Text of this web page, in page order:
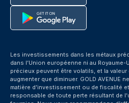
Les investissements dans les métaux
dans l’Union européenne ni au
précieux peuvent être volatils, et la
augmenter que diminuer. GOLD AVENUE
matière d’investissement ou de fiscalité
responsable de toute perte résultant de